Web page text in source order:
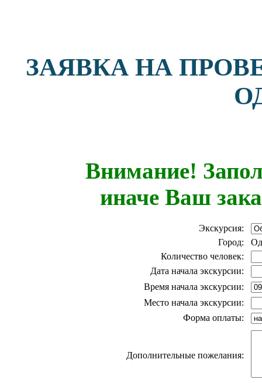
ЗАЯВКА НА
Внимание!
иначе Ваш
Экскурсия:
Город:
Количество человек:
Дата начала экскурсии:
Время начала экскурсии:
Место начала экскурсии:
Форма оплаты:
Дополнительные пожелания: